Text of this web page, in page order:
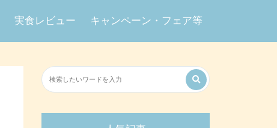
実食レビュー キャンペーン・フェア等